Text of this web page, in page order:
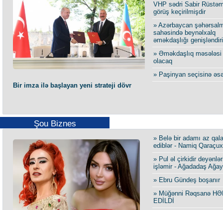
Bir imza ilə başlayan yeni strateji dövr
VHP sədri Sabir
görüş keçirilmişdir
» Azərbaycan
sahəsində beynəlxalq
əməkdaşlığı
» Əməkdaşlıq məsələsi
olacaq
» Paşinyan seçisinə
Şou Biznes
» Belə bir adamı az
ediblər - Namiq
» Pul əl çirkidir
işləmir - Ağadadaş
» Ebru Gündeş boşanır
» Müğənni Rəqsanə
EDİLDİ